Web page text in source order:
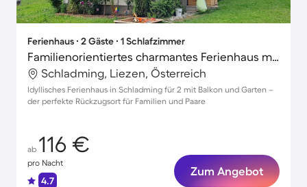
Ferienhaus ∙ 2 Gäste ∙ 1 Schlafzimmer
Familienorientiertes charmantes Ferienhaus mit Garten
Schladming, Liezen, Österreich
Idyllisches Ferienhaus in Schladming für 2 mit Balkon und Garten –
der perfekte Rückzugsort für Familien und Paare
ab 116 €
pro Nacht
4.7
Zum Angebot